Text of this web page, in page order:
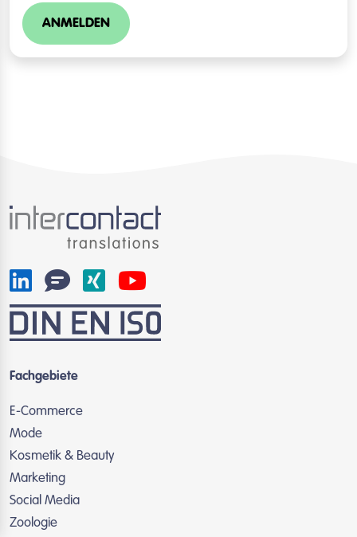
ANMELDEN
Fachgebiete
E-Commerce
Mode
Kosmetik & Beauty
Marketing
Social Media
Zoologie